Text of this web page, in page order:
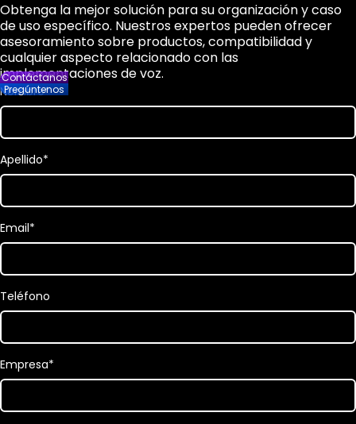
Obtenga la mejor solución para su organización y caso
de uso específico. Nuestros expertos pueden ofrecer
asesoramiento sobre productos, compatibilidad y
cualquier aspecto relacionado con las
implementaciones de voz.
Nombre*
Apellido*
Email*
Teléfono
Empresa*
Contáctanos
Pregúntenos